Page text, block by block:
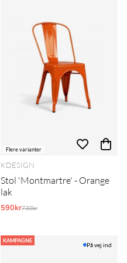
Flere varianter
KDESIGN
Stol 'Montmartre' - Orange
lak
590krNormalpris:
730kr
KAMPAGNE
På vej ind